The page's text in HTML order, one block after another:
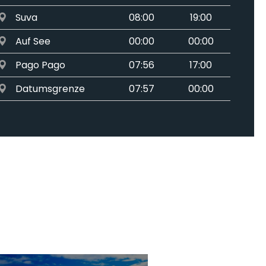
Suva 08:00
19:00
Auf See 00:00
00:00
Pago Pago 07:56
17:00
Datumsgrenze 07:57
00:00
Auf See 00:00
00:00
Honolulu 07:00